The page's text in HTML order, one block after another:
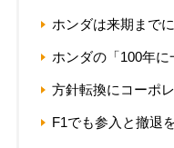
ホンダは来期まで
ホンダの「100年
方針転換にコーポ
F1でも参入と撤退